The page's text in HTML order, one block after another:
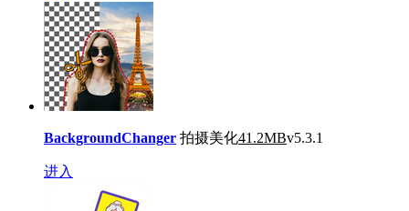
BackgroundChanger 拍摄美化41.2MBv5.3.1
进入